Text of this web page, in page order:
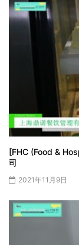
[FHC (Food &
司
2021年11月9日